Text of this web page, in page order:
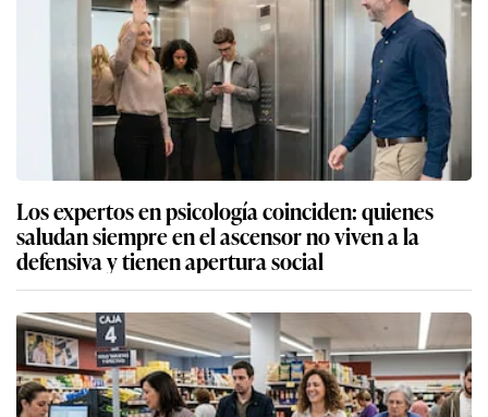
Los expertos en psicología coinciden: quienes
saludan siempre en el ascensor no viven a la
defensiva y tienen apertura social